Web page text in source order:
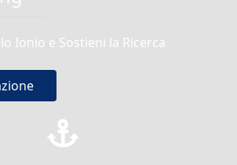
Ionio e Sostieni la Ricerca